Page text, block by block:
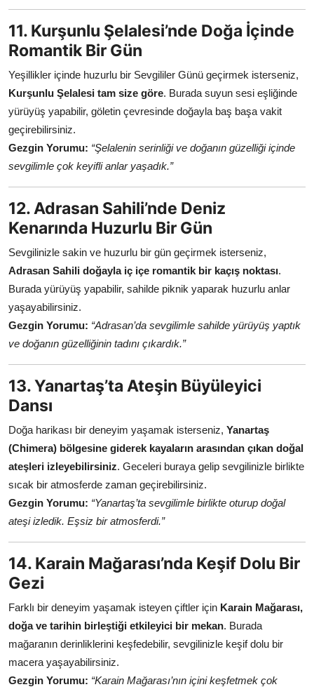
11. Kurşunlu Şelalesi’nde Doğa İçinde
Romantik Bir Gün
Yeşillikler içinde huzurlu bir Sevgililer Günü geçirmek isterseniz,
Kurşunlu Şelalesi tam size göre. Burada suyun sesi eşliğinde
yürüyüş yapabilir, göletin çevresinde doğayla baş başa vakit
geçirebilirsiniz.
Gezgin Yorumu: “Şelalenin serinliği ve doğanın güzelliği içinde
sevgilimle çok keyifli anlar yaşadık.”
12. Adrasan Sahili’nde Deniz
Kenarında Huzurlu Bir Gün
Sevgilinizle sakin ve huzurlu bir gün geçirmek isterseniz,
Adrasan Sahili doğayla iç içe romantik bir kaçış noktası.
Burada yürüyüş yapabilir, sahilde piknik yaparak huzurlu anlar
yaşayabilirsiniz.
Gezgin Yorumu: “Adrasan’da sevgilimle sahilde yürüyüş yaptık
ve doğanın güzelliğinin tadını çıkardık.”
13. Yanartaş’ta Ateşin Büyüleyici
Dansı
Doğa harikası bir deneyim yaşamak isterseniz, Yanartaş
(Chimera) bölgesine giderek kayaların arasından çıkan doğal
ateşleri izleyebilirsiniz. Geceleri buraya gelip sevgilinizle birlikte
sıcak bir atmosferde zaman geçirebilirsiniz.
Gezgin Yorumu: “Yanartaş’ta sevgilimle birlikte oturup doğal
ateşi izledik. Eşsiz bir atmosferdi.”
14. Karain Mağarası’nda Keşif Dolu Bir
Gezi
Farklı bir deneyim yaşamak isteyen çiftler için Karain Mağarası,
doğa ve tarihin birleştiği etkileyici bir mekan. Burada
mağaranın derinliklerini keşfedebilir, sevgilinizle keşif dolu bir
macera yaşayabilirsiniz.
Gezgin Yorumu: “Karain Mağarası’nın içini keşfetmek çok